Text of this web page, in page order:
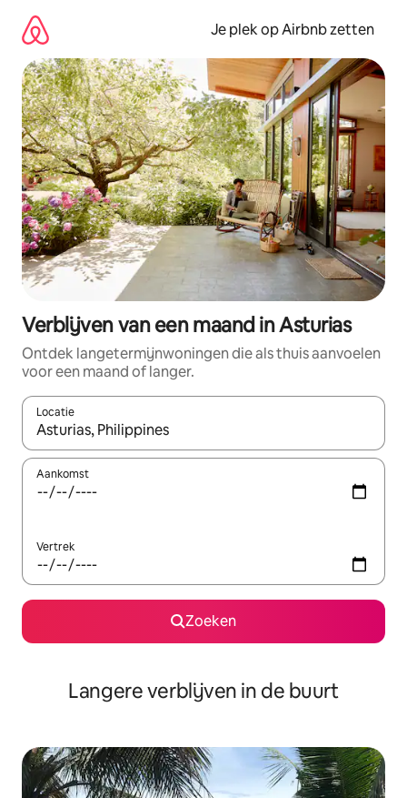
direct
naar
inhoud
Je plek op Airbnb zetten
Verblijven van een maand in Asturias
Ontdek langetermijnwoningen die als thuis aanvoelen
voor een maand of langer.
Locatie
Wanneer er resultaten beschikbaar zijn, maak je een keuze
Aankomst
Vertrek
Zoeken
Langere verblijven in de buurt